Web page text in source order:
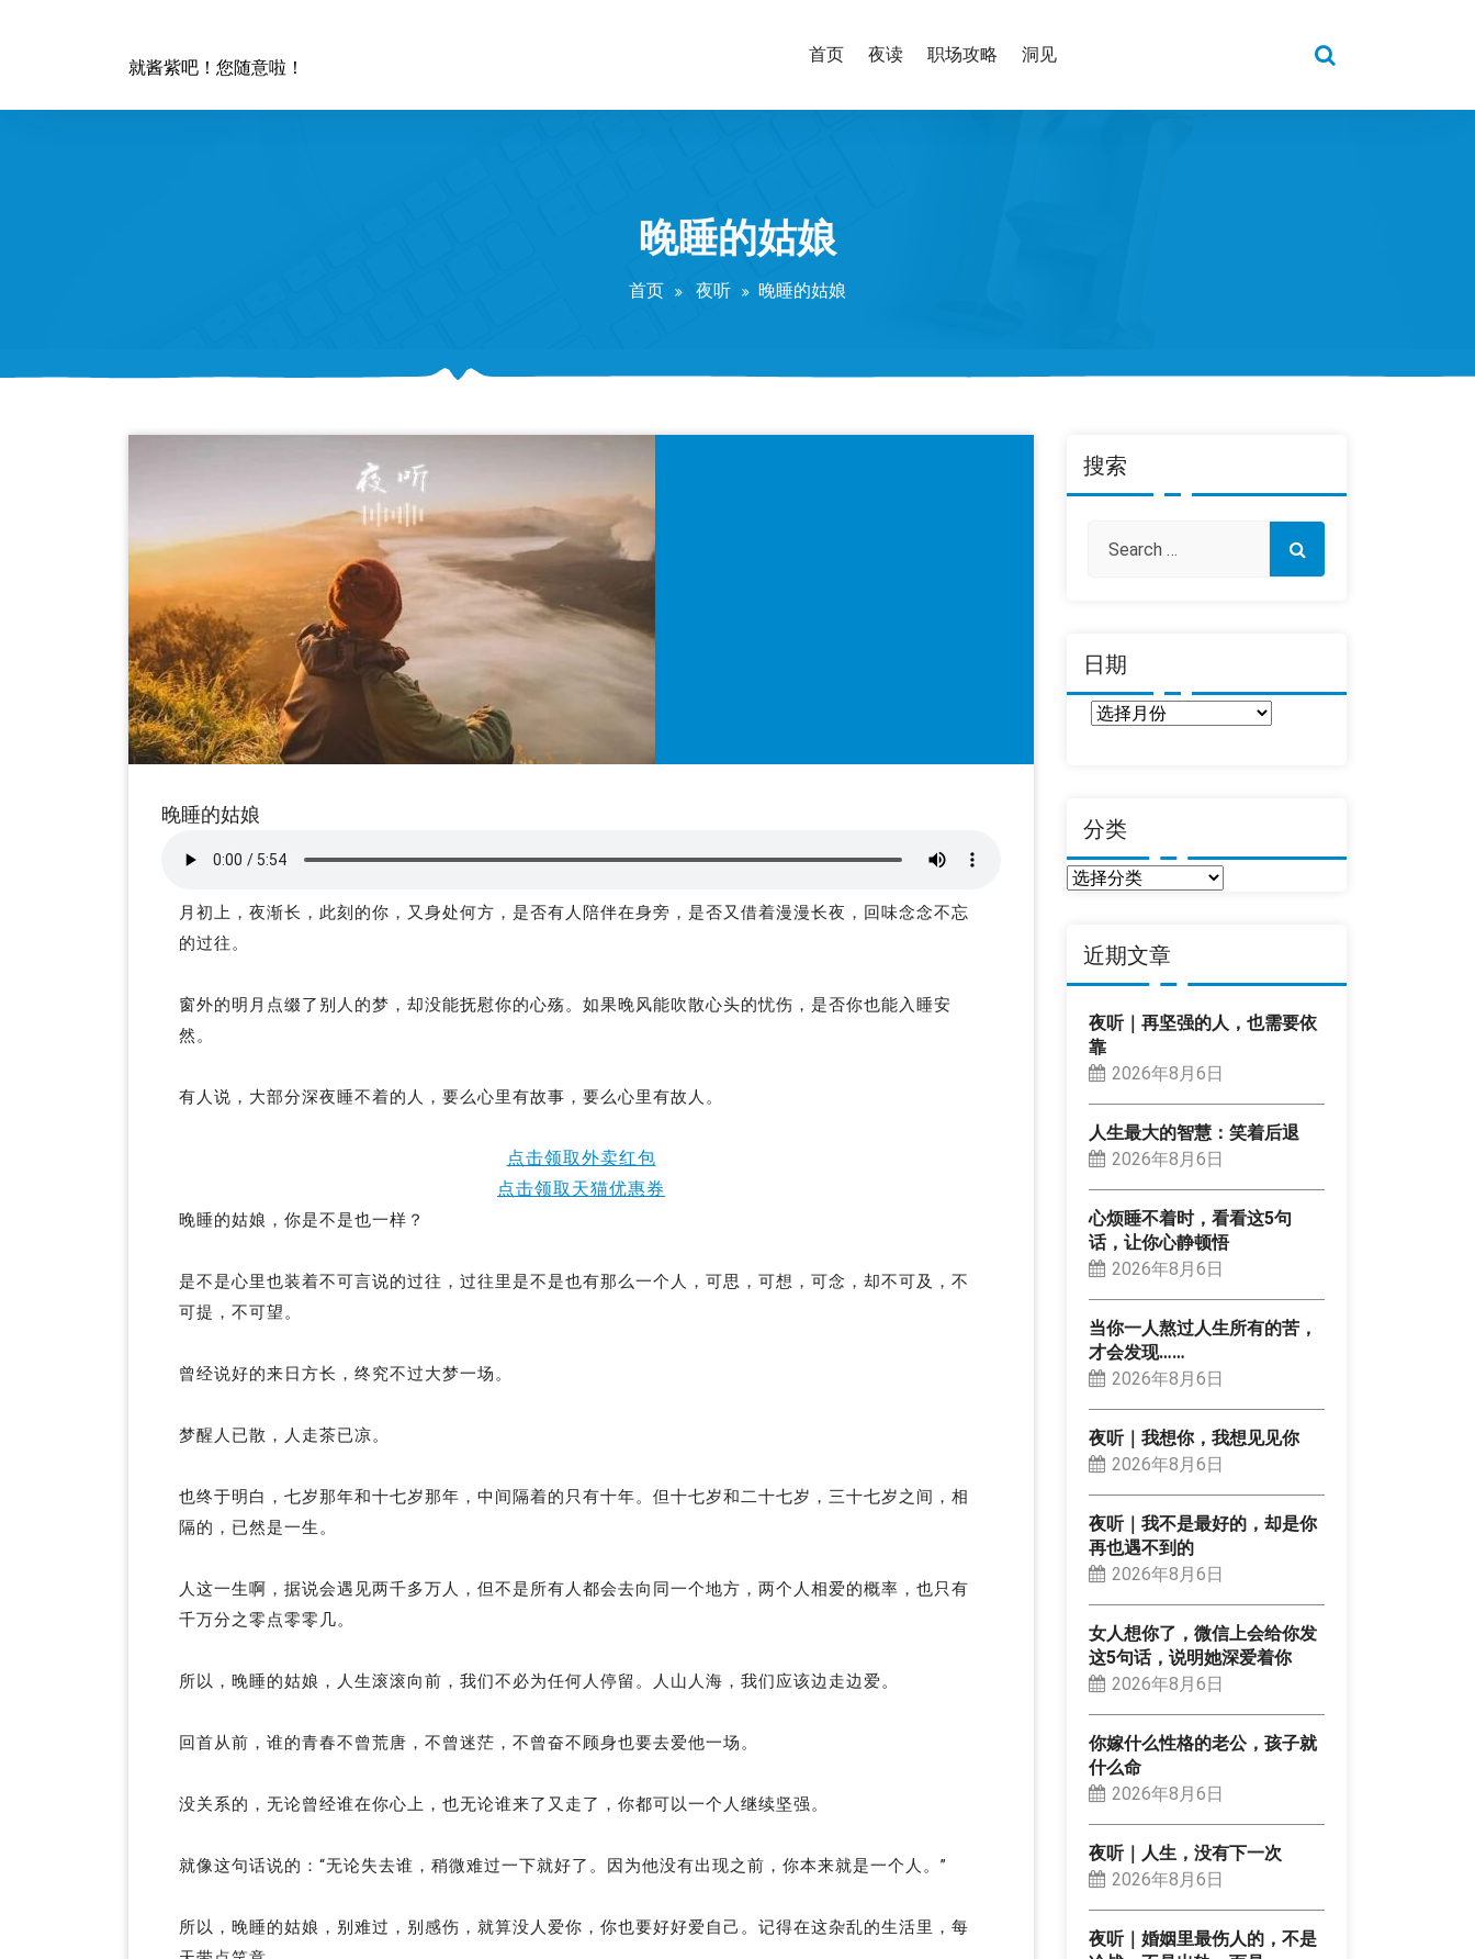
就酱紫吧！您随意啦！
首页 夜读 职场攻略 洞见
晚睡的姑娘
首页 夜听 晚睡的姑娘
晚睡的姑娘
月初上，夜渐长，此刻的你，又身处何方，是否有人陪伴在身旁，是否又借着漫漫长夜，回味念念不忘
的过往。
窗外的明月点缀了别人的梦，却没能抚慰你的心殇。如果晚风能吹散心头的忧伤，是否你也能入睡安
然。
有人说，大部分深夜睡不着的人，要么心里有故事，要么心里有故人。
点击领取外卖红包
点击领取天猫优惠券
晚睡的姑娘，你是不是也一样？
是不是心里也装着不可言说的过往，过往里是不是也有那么一个人，可思，可想，可念，却不可及，不
可提，不可望。
曾经说好的来日方长，终究不过大梦一场。
梦醒人已散，人走茶已凉。
也终于明白，七岁那年和十七岁那年，中间隔着的只有十年。但十七岁和二十七岁，三十七岁之间，相
隔的，已然是一生。
人这一生啊，据说会遇见两千多万人，但不是所有人都会去向同一个地方，两个人相爱的概率，也只有
千万分之零点零零几。
所以，晚睡的姑娘，人生滚滚向前，我们不必为任何人停留。人山人海，我们应该边走边爱。
回首从前，谁的青春不曾荒唐，不曾迷茫，不曾奋不顾身也要去爱他一场。
没关系的，无论曾经谁在你心上，也无论谁来了又走了，你都可以一个人继续坚强。
就像这句话说的：“无论失去谁，稍微难过一下就好了。因为他没有出现之前，你本来就是一个人。”
所以，晚睡的姑娘，别难过，别感伤，就算没人爱你，你也要好好爱自己。记得在这杂乱的生活里，每
搜索
日期
分类
分
近期文章
夜听｜再坚强的人，也需要依
靠
2026年8月6日
人生最大的智慧：笑着后退
2026年8月6日
心烦睡不着时，看看这5句
话，让你心静顿悟
2026年8月6日
当你一人熬过人生所有的苦，
才会发现……
2026年8月6日
夜听｜我想你，我想见见你
2026年8月6日
夜听｜我不是最好的，却是你
再也遇不到的
2026年8月6日
女人想你了，微信上会给你发
这5句话，说明她深爱着你
2026年8月6日
你嫁什么性格的老公，孩子就
什么命
2026年8月6日
夜听｜人生，没有下一次
2026年8月6日
夜听｜婚姻里最伤人的，不是